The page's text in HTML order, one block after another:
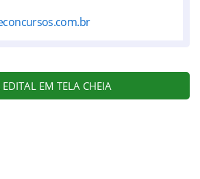
EDITAL EM TELA CHEIA